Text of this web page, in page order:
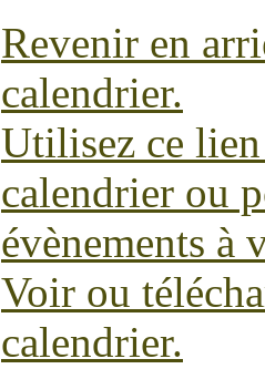
Revenir en
calendrier.
Utilisez ce
calendrier ou
évènements à
Voir ou
calendrier.